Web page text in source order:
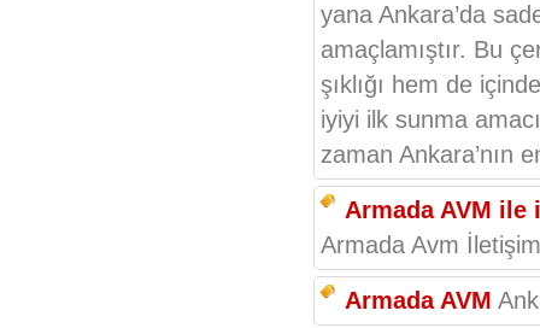
yana Ankara’da
amaçlamıştır. Bu
şıklığı hem de
iyiyi ilk sunma
zaman Ankara’nın
Armada AVM
Armada Avm
Armada AVM